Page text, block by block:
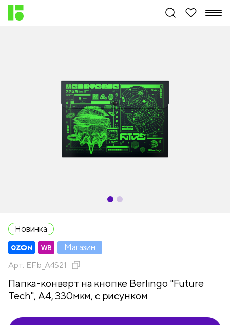
Новинка
Магазин
Арт. EFb_A4S21
Папка-конверт на кнопке Berlingo "Future
Tech", А4, 330мкм, с рисунком